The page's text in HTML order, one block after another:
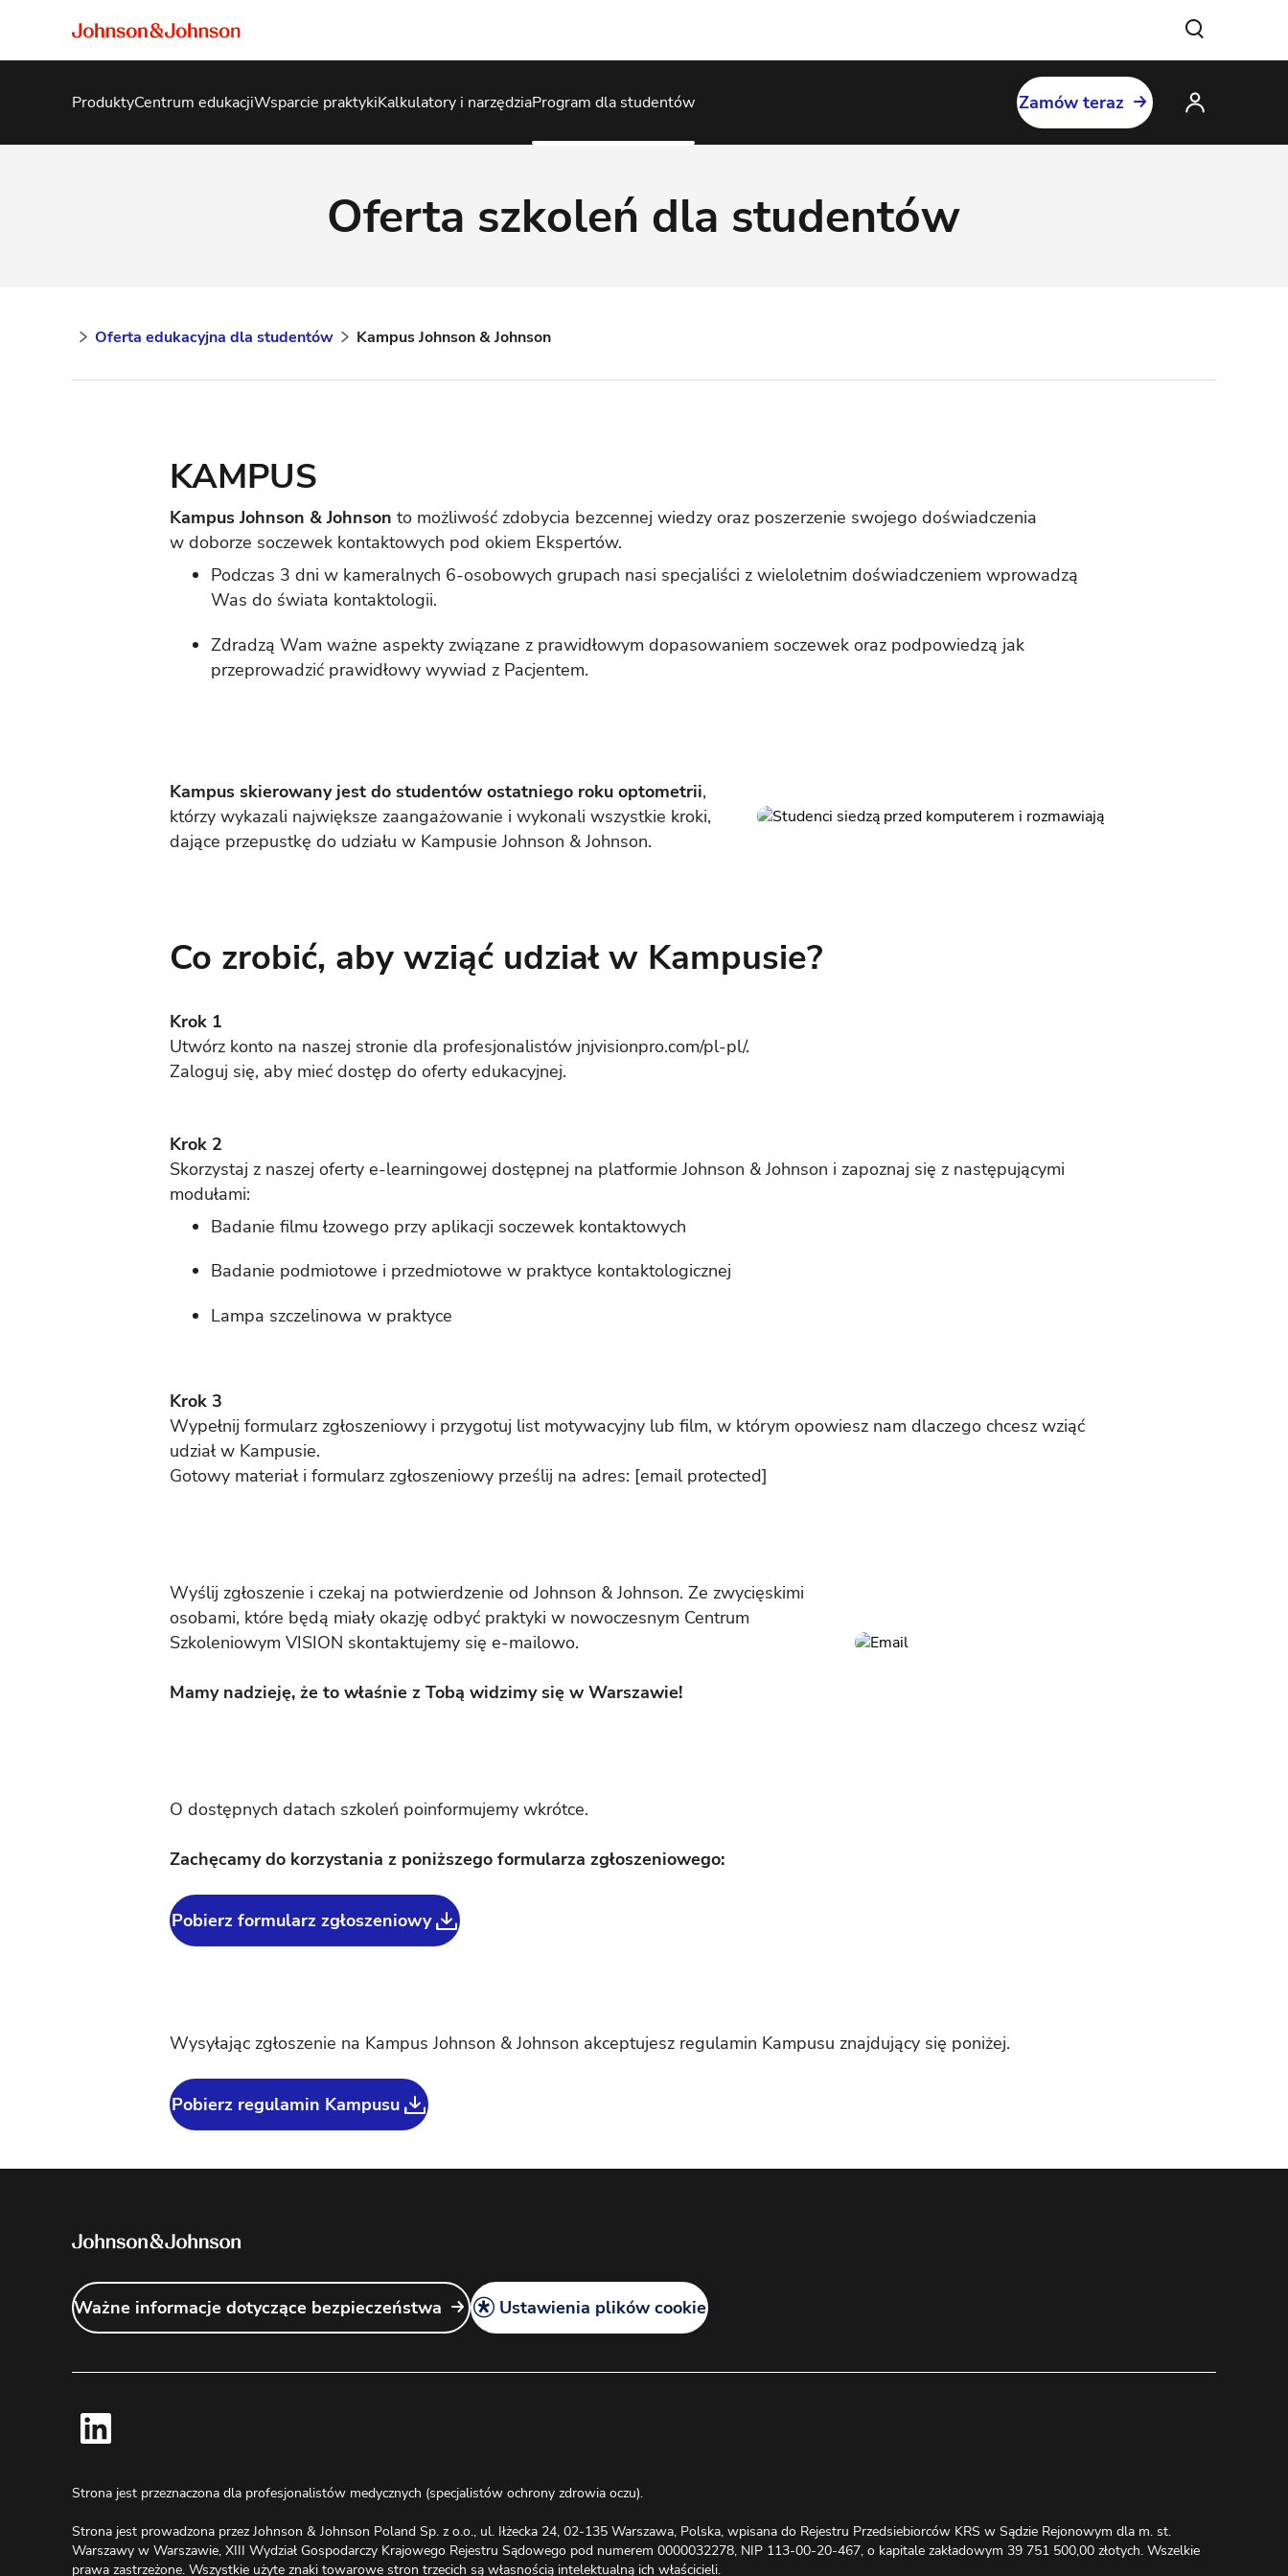
ProduktyCentrum edukacjiWsparcie praktykiKalkulatory i narzędziaProgram dla studentów Zamów teraz
Oferta szkoleń dla studentów
Oferta edukacyjna dla studentów Kampus Johnson & Johnson
KAMPUS
Kampus Johnson & Johnson to możliwość zdobycia bezcennej wiedzy oraz poszerzenie swojego doświadczenia
w doborze soczewek kontaktowych pod okiem Ekspertów.
Podczas 3 dni w kameralnych 6-osobowych grupach nasi specjaliści z wieloletnim doświadczeniem wprowadzą
Was do świata kontaktologii.
Zdradzą Wam ważne aspekty związane z prawidłowym dopasowaniem soczewek oraz podpowiedzą jak
przeprowadzić prawidłowy wywiad z Pacjentem.
Kampus skierowany jest do studentów ostatniego roku optometrii,
którzy wykazali największe zaangażowanie i wykonali wszystkie kroki,
dające przepustkę do udziału w Kampusie Johnson & Johnson.
Co zrobić, aby wziąć udział w Kampusie?
Krok 1
Utwórz konto na naszej stronie dla profesjonalistów jnjvisionpro.com/pl-pl/.
Zaloguj się, aby mieć dostęp do oferty edukacyjnej.
Krok 2
Skorzystaj z naszej oferty e‑learningowej dostępnej na platformie Johnson & Johnson i zapoznaj się z następującymi
modułami:
Badanie filmu łzowego przy aplikacji soczewek kontaktowych
Badanie podmiotowe i przedmiotowe w praktyce kontaktologicznej
Lampa szczelinowa w praktyce
Krok 3
Wypełnij formularz zgłoszeniowy i przygotuj list motywacyjny lub film, w którym opowiesz nam dlaczego chcesz wziąć
udział w Kampusie.
Gotowy materiał i formularz zgłoszeniowy prześlij na adres: [email protected]
Wyślij zgłoszenie i czekaj na potwierdzenie od Johnson & Johnson. Ze zwycięskimi
osobami, które będą miały okazję odbyć praktyki w nowoczesnym Centrum
Szkoleniowym VISION skontaktujemy się e-mailowo.
Mamy nadzieję, że to właśnie z Tobą widzimy się w Warszawie!
O dostępnych datach szkoleń poinformujemy wkrótce.
Zachęcamy do korzystania z poniższego formularza zgłoszeniowego:
Pobierz formularz zgłoszeniowy
Wysyłając zgłoszenie na Kampus Johnson & Johnson akceptujesz regulamin Kampusu znajdujący się poniżej.
Pobierz regulamin Kampusu
Ważne informacje dotyczące bezpieczeństwa Ustawienia plików cookie
Strona jest przeznaczona dla profesjonalistów medycznych (specjalistów ochrony zdrowia oczu).
Strona jest prowadzona przez Johnson & Johnson Poland Sp. z o.o., ul. Iłżecka 24, 02-135 Warszawa, Polska, wpisana do Rejestru Przedsiebiorców KRS w Sądzie Rejonowym dla m. st.
Warszawy w Warszawie, XIII Wydział Gospodarczy Krajowego Rejestru Sądowego pod numerem 0000032278, NIP 113-00-20-467, o kapitale zakładowym 39 751 500,00 złotych. Wszelkie
prawa zastrzeżone. Wszystkie użyte znaki towarowe stron trzecich są własnością intelektualną ich właścicieli.